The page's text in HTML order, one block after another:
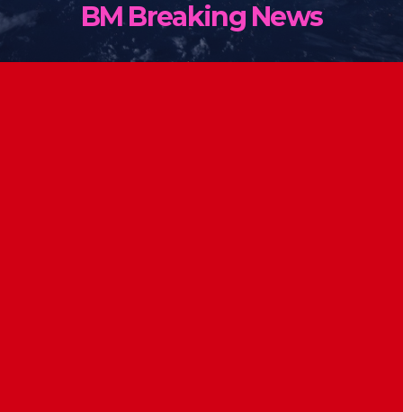
BM Breaking News